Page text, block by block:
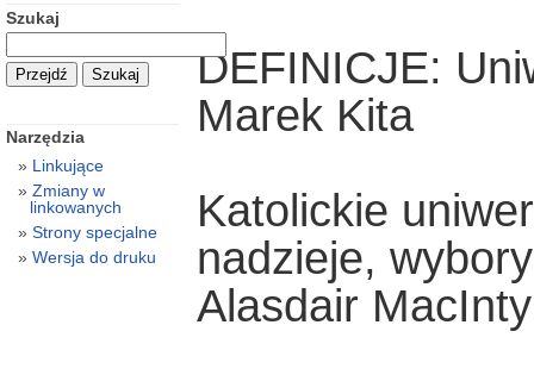
DEFINICJE:
Marek Kita
Katolickie
nadzieje, wybory
Alasdair
Szukaj
Narzędzia
Linkujące
Zmiany w
linkowanych
Strony specjalne
Wersja do druku